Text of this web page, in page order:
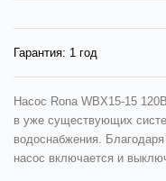
Гарантия: 1 год
Насос Rona WBX15-15
в уже существующих
водоснабжения.
насос включается и